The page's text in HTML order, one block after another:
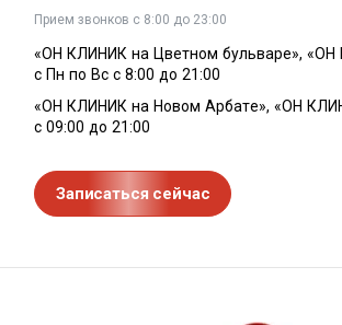
Прием звонков с 8:00 до 23:00
«ОН КЛИНИК на Цветном бульваре», «ОН
с Пн по Вс с 8:00 до 21:00
«ОН КЛИНИК на Новом Арбате», «ОН
с 09:00 до 21:00
Записаться сейчас